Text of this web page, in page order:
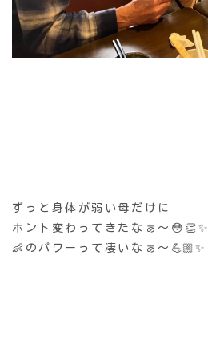
ずっと身体が弱い母だけに
ホント変わってきたなぁ〜😳👏✨
👶のパワーって凄いなぁ〜💪🏼✨